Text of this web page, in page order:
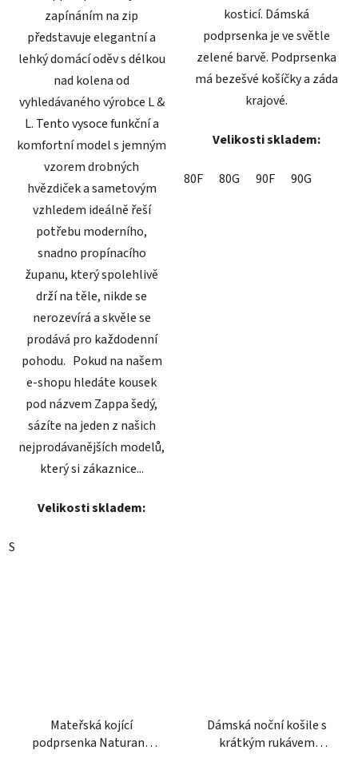
zapínáním na zip
představuje elegantní a
lehký domácí oděv s délkou
nad kolena od
vyhledávaného výrobce L &
L. Tento vysoce funkční a
komfortní model s jemným
vzorem drobných
hvězdiček a sametovým
vzhledem ideálně řeší
potřebu moderního,
snadno propínacího
županu, který spolehlivě
drží na těle, nikde se
nerozevírá a skvěle se
prodává pro každodenní
pohodu. Pokud na našem
e-shopu hledáte kousek
pod názvem Zappa šedý,
sázíte na jeden z našich
nejprodávanějších modelů,
který si zákaznice...
Velikosti skladem:
S
kosticí. Dámská
podprsenka je ve světle
zelené barvě. Podprsenka
má bezešvé košíčky a záda
krajové.
Velikosti skladem:
80F 80G 90F 90G
Mateřská kojící
podprsenka Naturana
Dámská noční košile s
krátkým rukávem